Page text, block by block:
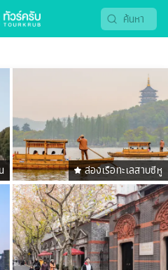
ล่องเรือทะเลสาบซีหู